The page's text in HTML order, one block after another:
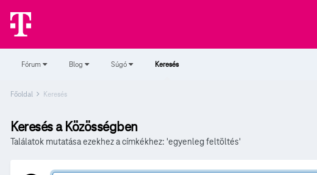
Fórum Blog Súgó Keresés
Főoldal Keresés
Keresés a Közösségben
Találatok mutatása ezekhez a címkékhez: 'egyenleg feltöltés'